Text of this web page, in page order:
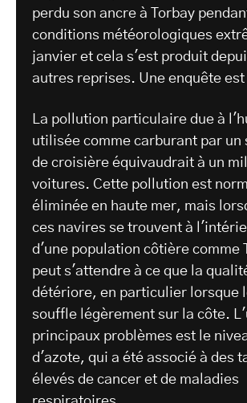
perdu son ancre à Torbay
conditions météorologiques
janvier et cela s'est produit
autres reprises. Une enquête est
La pollution particulaire due à
utilisée comme carburant par un
de croisière équivaudrait à un
voitures. Cette pollution est
éliminée en haute mer, mais
ces navires se trouvent à
d'une population côtière comme
peut s'attendre à ce que la
détériore, en particulier lorsque
souffle légèrement sur la côte.
principaux problèmes est le
d'azote, qui a été associé à des
élevés de cancer et de maladies